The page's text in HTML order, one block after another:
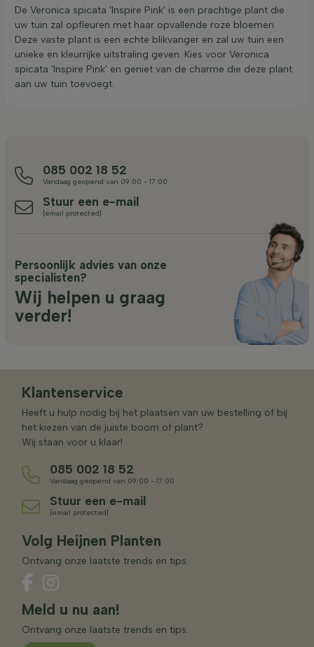
De Veronica spicata 'Inspire Pink' is een prachtige plant die
uw tuin zal opfleuren met haar opvallende roze bloemen.
Deze vaste plant is een echte blikvanger en zal uw tuin een
unieke en kleurrijke uitstraling geven. Kies voor Veronica
spicata 'Inspire Pink' en geniet van de charme die deze plant
aan uw tuin toevoegt.
085 002 18 52
Vandaag geopend van 09:00 - 17:00
Stuur een e-mail
[email protected]
Persoonlijk advies van onze
specialisten?
Wij helpen u graag
verder!
Klantenservice
Heeft u hulp nodig bij het plaatsen van uw bestelling of bij
het kiezen van de juiste boom of plant?
Wij staan voor u klaar!
085 002 18 52
Vandaag geopend van 09:00 - 17:00
Stuur een e-mail
[email protected]
Volg Heijnen Planten
Ontvang onze laatste trends en tips.
Meld u nu aan!
Ontvang onze laatste trends en tips.